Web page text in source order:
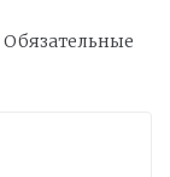
Обязательные